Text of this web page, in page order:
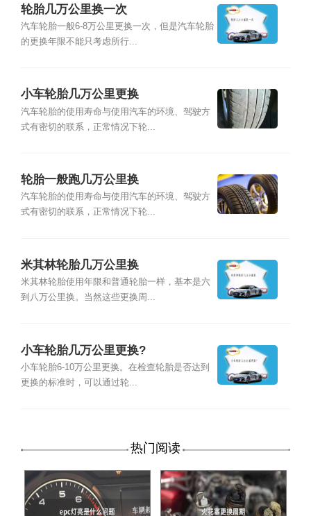
轮胎几万公里换一次
汽车轮胎一般6-8万公里更换一次，但是汽车轮胎
的更换年限不能只考虑所行...
小车轮胎几万公里更换
汽车轮胎的使用寿命与使用汽车的环境、驾驶方
式有密切的联系，正常情况下轮...
轮胎一般跑几万公里换
汽车轮胎的使用寿命与使用汽车的环境、驾驶方
式有密切的联系，正常情况下轮...
米其林轮胎几万公里换
米其林轮胎使用年限和普通轮胎一样，基本是六
到八万公里换。当然这些更换周...
小车轮胎几万公里更换?
小车轮胎6-10万公里更换。在检查轮胎是否达到
更换的标准时，可以通过轮...
热门阅读